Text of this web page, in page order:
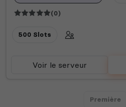
(0)
500 Slots
Voir le serveur
Première